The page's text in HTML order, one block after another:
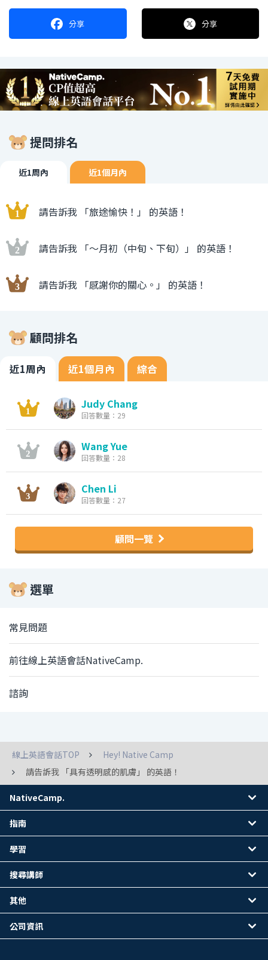
分享 分享
提問排名
近1周內 近1個月內
請告訴我 「旅途愉快！」 的英語！
請告訴我 「〜月初（中旬、下旬）」 的英語！
請告訴我 「感謝你的關心。」 的英語！
顧問排名
近1周內 近1個月內 綜合
Judy Chang
回答數量：29
Wang Yue
回答數量：28
Chen Li
回答數量：27
顧問一覽
選單
常見問題
前往線上英語會話NativeCamp.
諮詢
線上英語會話TOP
Hey! Native Camp
請告訴我 「具有透明感的肌膚」 的英語！
NativeCamp.
指南
學習
搜尋講師
其他
公司資訊